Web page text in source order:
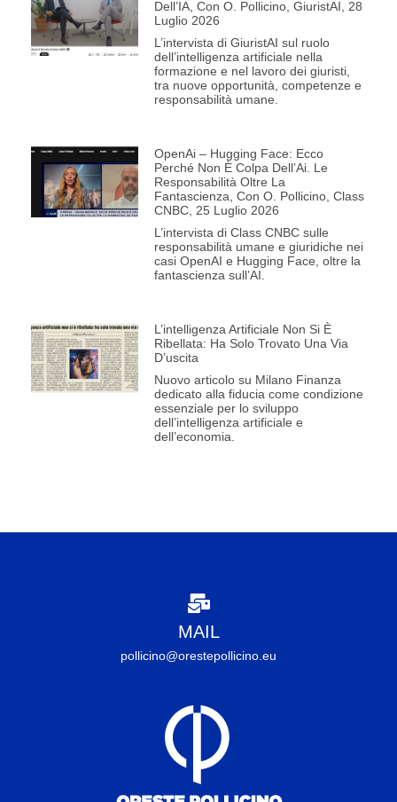
Dell’IA, Con O. Pollicino, GiuristAI, 28
Luglio 2026
L’intervista di GiuristAI sul ruolo
dell’intelligenza artificiale nella
formazione e nel lavoro dei giuristi,
tra nuove opportunità, competenze e
responsabilità umane.
OpenAi – Hugging Face: Ecco
Perché Non È Colpa Dell’Ai. Le
Responsabilità Oltre La
Fantascienza, Con O. Pollicino, Class
CNBC, 25 Luglio 2026
L’intervista di Class CNBC sulle
responsabilità umane e giuridiche nei
casi OpenAI e Hugging Face, oltre la
fantascienza sull’AI.
L’intelligenza Artificiale Non Si È
Ribellata: Ha Solo Trovato Una Via
D’uscita
Nuovo articolo su Milano Finanza
dedicato alla fiducia come condizione
essenziale per lo sviluppo
dell’intelligenza artificiale e
dell’economia.
MAIL
pollicino@orestepollicino.eu